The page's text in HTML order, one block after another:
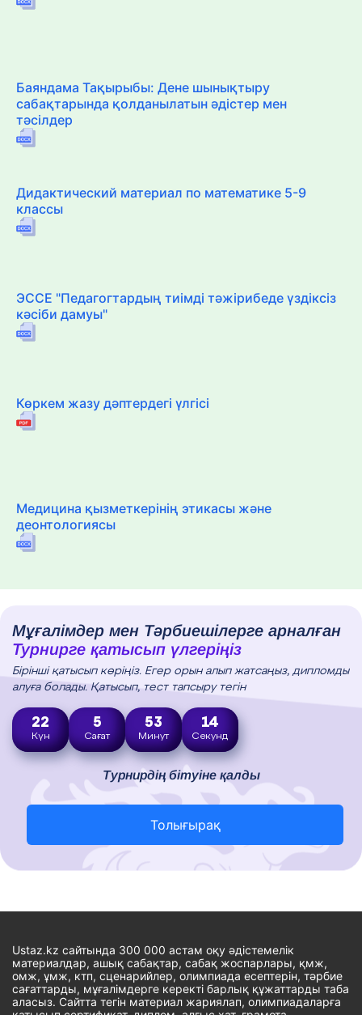
Баяндама Тақырыбы: Дене шынықтыру
сабақтарында қолданылатын әдістер мен
тәсілдер
Дидактический материал по математике 5-9
классы
ЭССЕ "Педагогтардың тиімді тәжірибеде үздіксіз
кәсіби дамуы"
Көркем жазу дәптердегі үлгісі
Медицина қызметкерінің этикасы және
деонтологиясы
Мұғалімдер мен Тәрбиешілерге арналған
Турнирге қатысып үлгеріңіз
Бірінші қатысып көріңіз. Егер орын алып жатсаңыз, дипломды
алуға болады. Қатысып, тест тапсыру тегін
22
Күн
5
Сағат
53
Минут
12
Секунд
Турнирдің бітуіне қалды
Толығырақ
Ustaz.kz сайтында 300 000 астам оқу әдістемелік
материалдар, ашық сабақтар, сабақ жоспарлары, қмж,
омж, ұмж, ктп, сценарийлер, олимпиада есептерін, тәрбие
сағаттарды, мұғалімдерге керекті барлық құжаттарды таба
аласыз. Сайтта тегін материал жариялап, олимпиадаларға